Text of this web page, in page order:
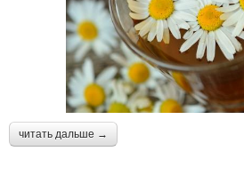
читать дальше →